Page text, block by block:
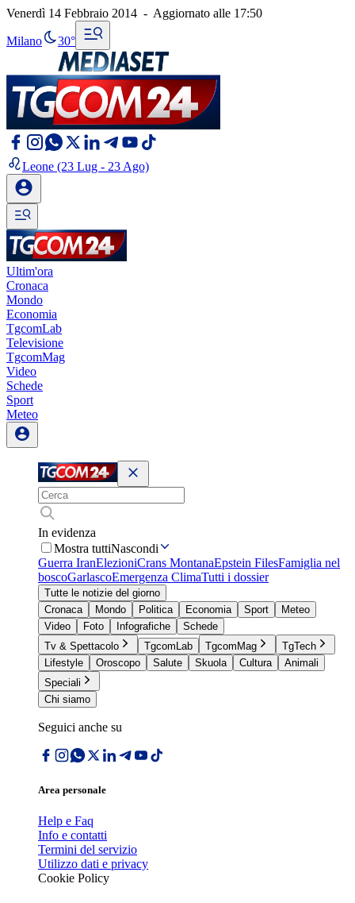
Venerdì 14 Febbraio 2014 - Aggiornato alle 17:50
Milano 30°
Leone (23 Lug - 23 Ago)
Ultim'ora
Cronaca
Mondo
Economia
TgcomLab
Televisione
TgcomMag
Video
Schede
Sport
Meteo
In evidenza
Mostra tuttiNascondi
Guerra IranElezioniCrans MontanaEpstein FilesFamiglia nel
boscoGarlascoEmergenza ClimaTutti i dossier
Tutte le notizie del giorno
Cronaca
Mondo Politica Economia Sport
Meteo
Video
Foto Infografiche
Schede
Tv & Spettacolo
TgcomLab TgcomMag
TgTech
Lifestyle
Oroscopo Salute Skuola Cultura
Animali
Speciali
Chi siamo
Seguici anche su
Area personale
Help e Faq
Info e contatti
Termini del servizio
Utilizzo dati e privacy
Cookie Policy